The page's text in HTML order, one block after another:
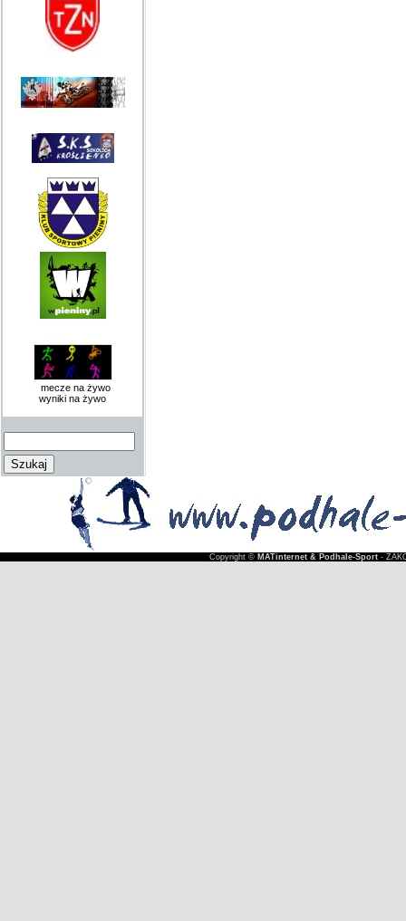
mecze na żywo
wyniki na żywo
Copyright © MATinternet & Podhale-Sport-